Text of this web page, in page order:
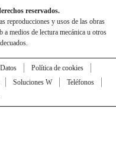
reservados.
reproducciones y usos de las obras
a medios de lectura mecánica u otros
Política de cookies
Soluciones W
Teléfonos